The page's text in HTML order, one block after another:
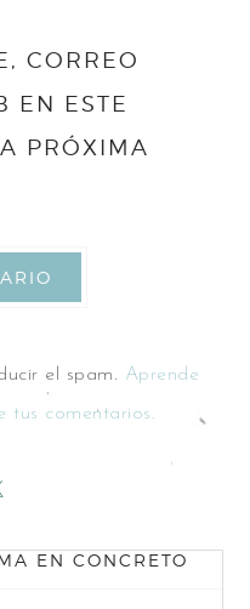
CORREO
EN ESTE
PRÓXIMA
el spam. Aprende
tus comentarios.
EN CONCRETO